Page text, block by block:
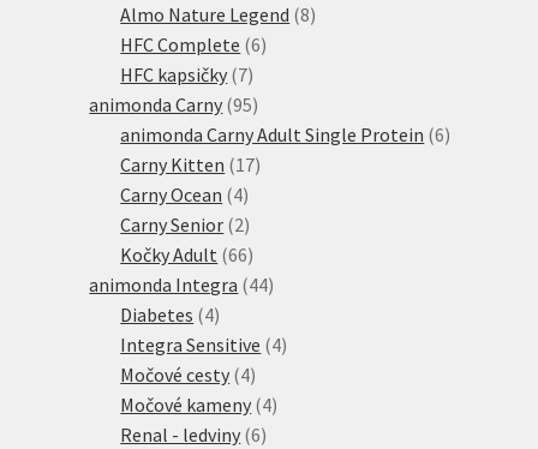
Almo Nature Legend 88
HFC Complete 66
HFC kapsičky 77
produktů
animonda Carny 9595
produktů
animonda Carny Adult Single Protein 66
Carny Kitten 1717
Carny Ocean 44
produkty
Carny Senior 22
produkty
Kočky Adult 6666
produktů
animonda Integra 4444
Diabetes 44
produkty
Integra Sensitive 44
Močové cesty 44
produkty
Močové kameny 44
Renal - ledviny 66